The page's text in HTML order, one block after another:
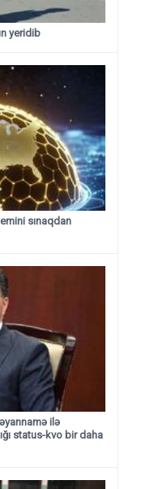
yeridib
sınaqdan
ilə
status-kvo bir daha